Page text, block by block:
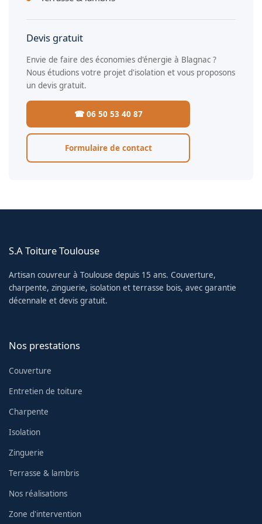
Devis gratuit
Envie de faire des économies d'énergie à Blagnac ?
Nous étudions votre projet d'isolation et vous proposons
un devis gratuit.
☎ 06 50 53 40 87
Formulaire de contact
S.A Toiture Toulouse
Artisan couvreur à Toulouse depuis 15 ans. Couverture,
charpente, zinguerie, isolation et terrasse bois, avec garantie
décennale et devis gratuit.
Nos prestations
Couverture
Entretien de toiture
Charpente
Isolation
Zinguerie
Terrasse & lambris
Nos réalisations
Zone d'intervention